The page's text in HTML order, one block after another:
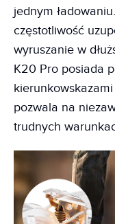
jednym
częstotliwość
wyruszanie w
K20 Pro posiada
pozwala na
trudnych